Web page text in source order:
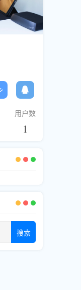
用户数
1
搜索